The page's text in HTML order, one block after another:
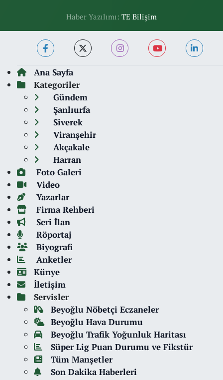
Haber Yazılımı: TE Bilişim
Ana Sayfa
Kategoriler
Gündem
Şanlıurfa
Siverek
Viranşehir
Akçakale
Harran
Foto Galeri
Video
Yazarlar
Firma Rehberi
Seri İlan
Röportaj
Biyografi
Anketler
Künye
İletişim
Servisler
Beyoğlu Nöbetçi Eczaneler
Beyoğlu Hava Durumu
Beyoğlu Trafik Yoğunluk Haritası
Süper Lig Puan Durumu ve Fikstür
Tüm Manşetler
Son Dakika Haberleri